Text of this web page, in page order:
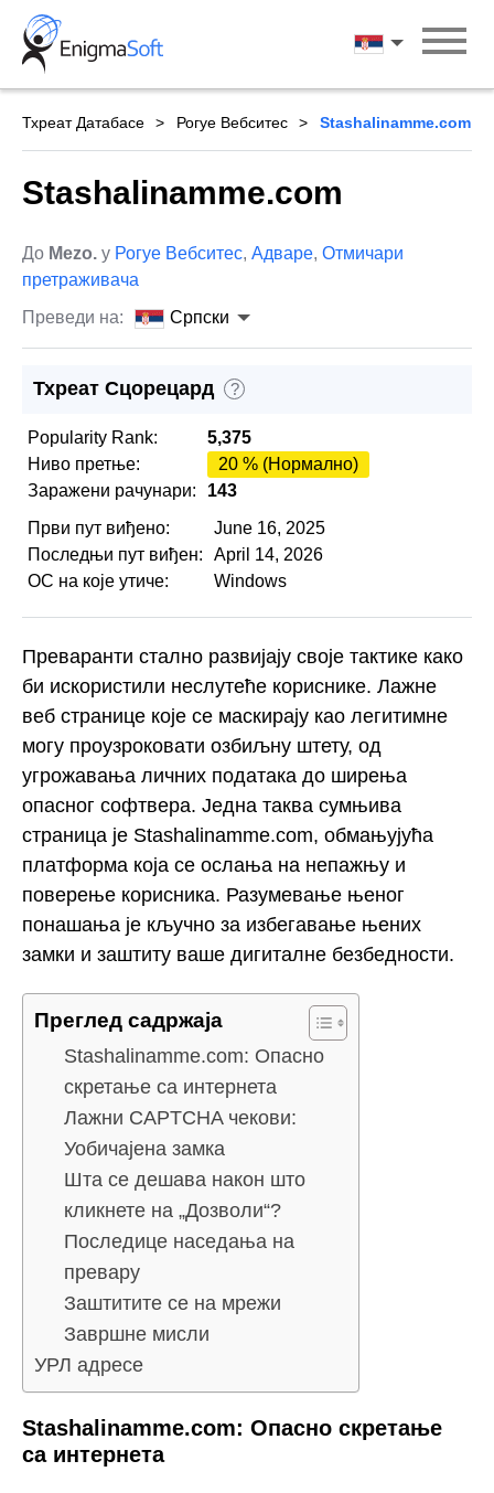
Skip
content
Српски
Тхреат Датабасе Рогуе Вебситес Stashalinamme.com
Stashalinamme.com
До Mezo. у Рогуе Вебситес, Адваре, Отмичари
претраживача
Преведи на:
Српски
Тхреат Сцорецард ?
Popularity Rank:
5,375
Ниво претње:
20 % (Нормално)
Заражени рачунари:
143
Први пут виђено:
June 16, 2025
Последњи пут виђен:
April 14, 2026
ОС на које утиче:
Windows
Преваранти стално развијају своје тактике како
би искористили неслутеће кориснике. Лажне
веб странице које се маскирају као легитимне
могу проузроковати озбиљну штету, од
угрожавања личних података до ширења
опасног софтвера. Једна таква сумњива
страница је Stashalinamme.com, обмањујућа
платформа која се ослања на непажњу и
поверење корисника. Разумевање њеног
понашања је кључно за избегавање њених
замки и заштиту ваше дигиталне безбедности.
Преглед садржаја
Stashalinamme.com: Опасно
скретање са интернета
Лажни CAPTCHA чекови:
Уобичајена замка
Шта се дешава након што
кликнете на „Дозволи“?
Последице наседања на
превару
Заштитите се на мрежи
Завршне мисли
УРЛ адресе
Stashalinamme.com: Опасно скретање
са интернета